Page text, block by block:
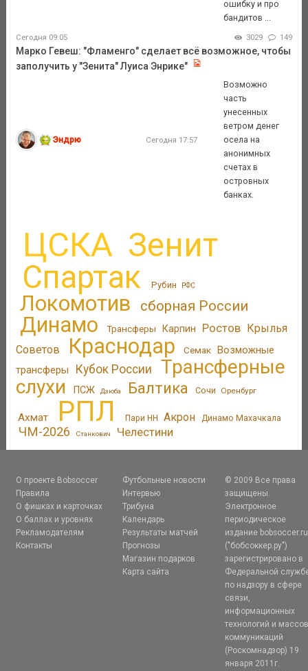
ошибку и про
бандитов ...
Сегодня 09:05 3029 149
Марко Гевеш: "Фламенго" сделает всё возможное, чтобы
заполучить у "Зенита" Луиса Энрике"
Эндрю Сегодня 17:57
Возможно
часть
унесенных
ветром денег
осела на
анонимных
счетах в
островных
банках.
ЦСКА Зенит
Спартак Рубин РФС
Локомотив сборная России
Динамо Трансферы Карпин Ростов Крылья
Советов
Краснодар Семак Возможные
трансферы
Кубок России
Трансферные
слухи
ПСЖ Дзюба Балтика Сочи Оренбург
Ахмат РПЛ Пари НН Акрон Динамо Махачкала
ЧМ-2026 Станкович Челестини
О проекте Bobsoccer
Правила
О фишках и карточках
О баллах и уровнях
Рекламодателям
Контакты
Футбольные новости
Интервью
Трибуна
Календарь
Результаты матчей
Прогнозы
Магазин подарков
Карта сайта
© 2009 Все права
защищены.
Электронное
периодическое
издание bobsoccer.ru
("бобсоккер.ру")
зарегистрировано в
Федеральной
по надзору в сфере
связи,
информационных
технологий и
коммуникаций
(Роскомнадзор) 19
января 2011г.